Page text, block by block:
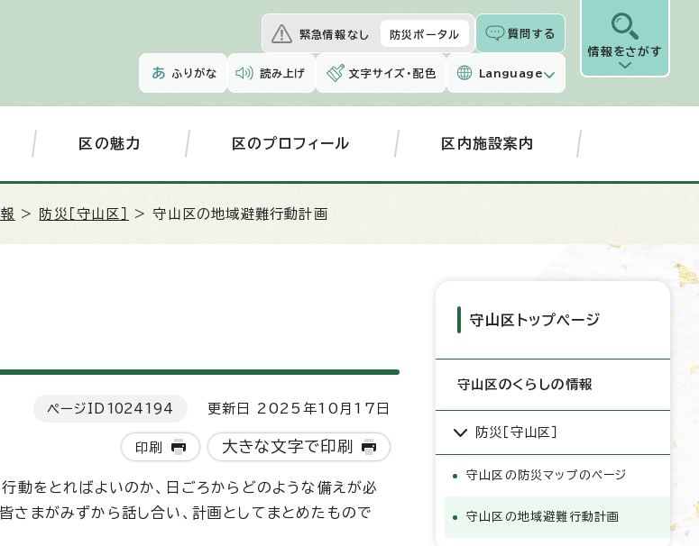
緊急情報なし 防災ポータル 質問する
ふりがな 読み上げ 文字サイズ・配色 Language
情報をさがす
区の魅力 区のプロフィール 区内施設案内
> 防災［守山区］ > 守山区の地域避難行動計画
ページID 1024194 更新日 2025年10月17日
印刷 大きな文字で印刷
動をとればよいのか、日ごろからどのような備えが必
まがみずから話し合い、計画としてまとめたもので
守山区トップページ
守山区のくらしの情報
防災［守山区］
守山区の防災マップのページ
守山区の地域避難行動計画